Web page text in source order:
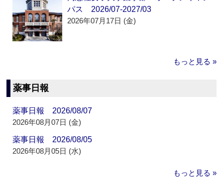
パス 2026/07-2027/03
2026年07月17日 (金)
もっと見る »
薬事日報
薬事日報 2026/08/07
2026年08月07日 (金)
薬事日報 2026/08/05
2026年08月05日 (水)
もっと見る »